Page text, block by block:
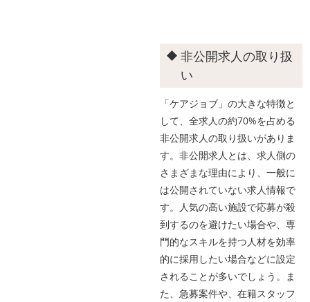
非公開求人の取り扱
い
「ケアジョブ」の大きな特徴と
して、全求人の約70%を占める
非公開求人の取り扱いがありま
す。非公開求人とは、求人側の
さまざまな理由により、一般に
は公開されていない求人情報で
す。人気の高い施設で応募が殺
到するのを避けたい場合や、専
門的なスキルを持つ人材を効率
的に採用したい場合などに設定
されることが多いでしょう。ま
た、急募案件や、在籍スタッフ